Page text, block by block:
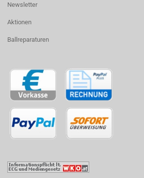
Newsletter
Aktionen
Ballreparaturen